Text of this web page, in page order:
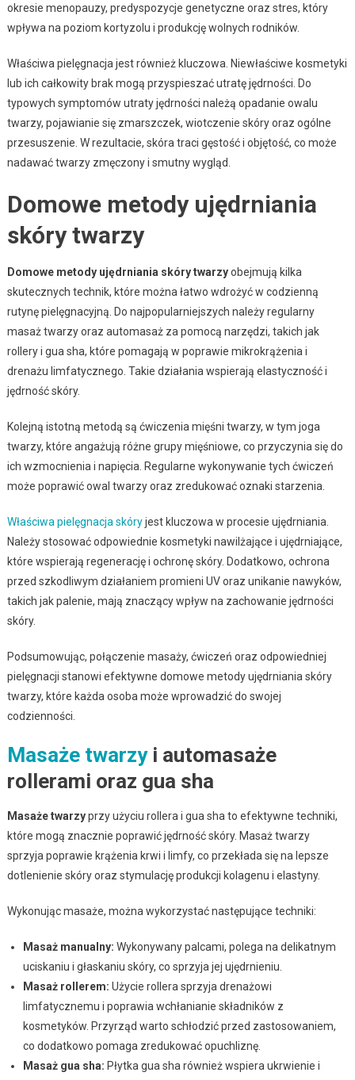
okresie menopauzy, predyspozycje genetyczne oraz stres, który
wpływa na poziom kortyzolu i produkcję wolnych rodników.
Właściwa pielęgnacja jest również kluczowa. Niewłaściwe kosmetyki
lub ich całkowity brak mogą przyspieszać utratę jędrności. Do
typowych symptomów utraty jędrności należą opadanie owalu
twarzy, pojawianie się zmarszczek, wiotczenie skóry oraz ogólne
przesuszenie. W rezultacie, skóra traci gęstość i objętość, co może
nadawać twarzy zmęczony i smutny wygląd.
Domowe metody ujędrniania
skóry twarzy
Domowe metody ujędrniania skóry twarzyobejmują kilka
skutecznych technik, które można łatwo wdrożyć w codzienną
rutynę pielęgnacyjną. Do najpopularniejszych należy regularny
masaż twarzy oraz automasaż za pomocą narzędzi, takich jak
rollery i gua sha, które pomagają w poprawie mikrokrążenia i
drenażu limfatycznego. Takie działania wspierają elastyczność i
jędrność skóry.
Kolejną istotną metodą są ćwiczenia mięśni twarzy, w tym joga
twarzy, które angażują różne grupy mięśniowe, co przyczynia się do
ich wzmocnienia i napięcia. Regularne wykonywanie tych ćwiczeń
może poprawić owal twarzy oraz zredukować oznaki starzenia.
Właściwa pielęgnacja skóryjest kluczowa w procesie ujędrniania.
Należy stosować odpowiednie kosmetyki nawilżające i ujędrniające,
które wspierają regenerację i ochronę skóry. Dodatkowo, ochrona
przed szkodliwym działaniem promieni UV oraz unikanie nawyków,
takich jak palenie, mają znaczący wpływ na zachowanie jędrności
skóry.
Podsumowując, połączenie masaży, ćwiczeń oraz odpowiedniej
pielęgnacji stanowi efektywne domowe metody ujędrniania skóry
twarzy, które każda osoba może wprowadzić do swojej
codzienności.
Masaże twarzyi automasaże
rollerami oraz gua sha
Masaże twarzyprzy użyciu rollera i gua sha to efektywne techniki,
które mogą znacznie poprawić jędrność skóry. Masaż twarzy
sprzyja poprawie krążenia krwi i limfy, co przekłada się na lepsze
dotlenienie skóry oraz stymulację produkcji kolagenu i elastyny.
Wykonując masaże, można wykorzystać następujące techniki:
Masaż manualny: Wykonywany palcami, polega na delikatnym
uciskaniu i głaskaniu skóry, co sprzyja jej ujędrnieniu.
Masaż rollerem: Użycie rollera sprzyja drenażowi
limfatycznemu i poprawia wchłanianie składników z
kosmetyków. Przyrząd warto schłodzić przed zastosowaniem,
co dodatkowo pomaga zredukować opuchliznę.
Masaż gua sha: Płytka gua sha również wspiera ukrwienie i